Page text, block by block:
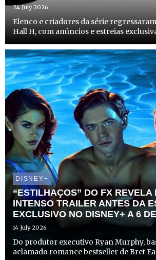
24 July 2026
Elenco e criadores da série
Hall H, com anúncios e estreias
DISNEY+
“ESTILHAÇOS” DO FX REVELA
INTENSO TRAILER ANTES DA
EXCLUSIVO NO DISNEY+ A 6
14 July 2026
Do produtor executivo Ryan Murphy,
aclamado romance bestseller de Bret